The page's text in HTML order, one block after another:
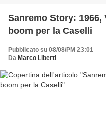
Sanremo Story:
boom per la Caselli
Pubblicato su 08/08/PM 23:01
Da Marco Liberti